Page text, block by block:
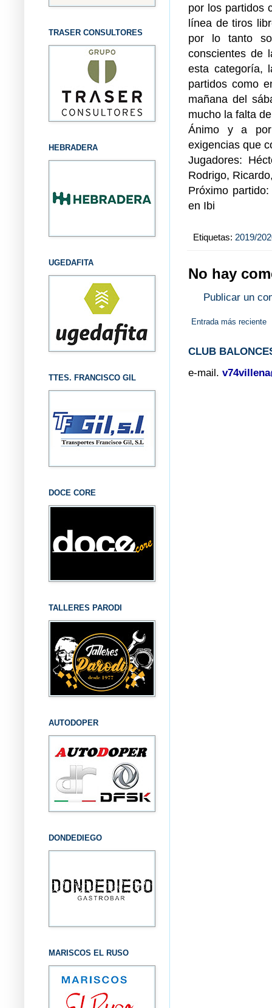
por los partidos
línea de tiros
por lo tanto
conscientes de
esta categoría,
partidos como
mañana del
mucho la falta
Ánimo y a por
exigencias que
Jugadores:
Rodrigo,
Próximo
en Ibi
Etiquetas: 2019/
No hay
Publicar un
Entrada más reciente
CLUB
e-mail.
TRASER CONSULTORES
HEBRADERA
UGEDAFITA
TTES. FRANCISCO GIL
DOCE CORE
TALLERES PARODI
AUTODOPER
DONDEDIEGO
MARISCOS EL RUSO